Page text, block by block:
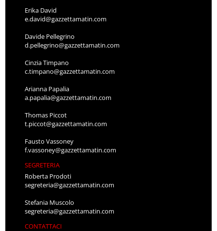
Erika David
e.david@gazzettamatin.com
Davide Pellegrino
d.pellegrino@gazzettamatin.com
Cinzia Timpano
c.timpano@gazzettamatin.com
Arianna Papalia
a.papalia@gazzettamatin.com
Thomas Piccot
t.piccot@gazzettamatin.com
Fausto Vassoney
f.vassoney@gazzettamatin.com
SEGRETERIA
Roberta Prodoti
segreteria@gazzettamatin.com
Stefania Muscolo
segreteria@gazzettamatin.com
CONTATTACI